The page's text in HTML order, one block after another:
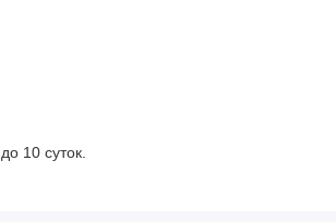
10 суток.